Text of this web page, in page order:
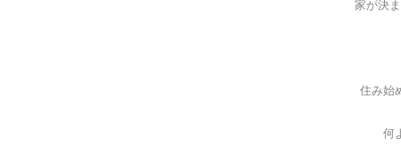
家が決
住み始
何